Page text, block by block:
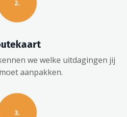
we welke uitdagingen jij
aanpakken.